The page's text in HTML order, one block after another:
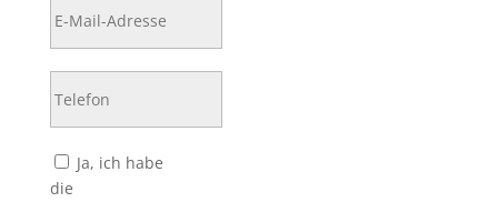
Ja, ich habe
die